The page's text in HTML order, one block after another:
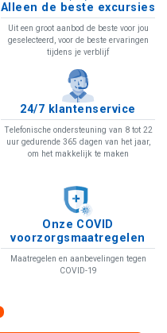
Alleen de beste excursies
Uit een groot aanbod de beste voor jou
geselecteerd, voor de beste ervaringen
tijdens je verblijf
24/7 klantenservice
Telefonische ondersteuning van 8 tot 22
uur gedurende 365 dagen van het jaar,
om het makkelijk te maken
Onze COVID
voorzorgsmaatregelen
Maatregelen en aanbevelingen tegen
COVID-19